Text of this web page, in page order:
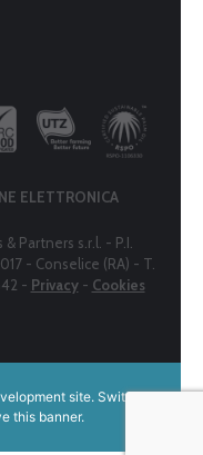
ELETTRONICA
Partners s.r.l. - P.I.
- Conselice (RA) - T.
- Privacy- Cookies
site. Switch to a
this banner.